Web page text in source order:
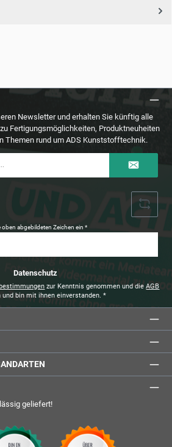
Newsletter und erhalten Sie künftig alle
Fertigungsmöglichkeiten, Produktneuheiten
Themen rund um ADS Kunststofftechnik.
oben abgebildeten Zeichen ein*
Datenschutz
zur Kenntnis genommen und dieAGB
und bin mit ihnen einverstanden. *
geliefert!